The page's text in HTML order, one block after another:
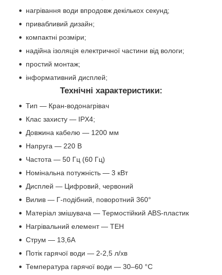
нагрівання води впродовж декількох секунд;
привабливий дизайн;
компактні розміри;
надійна ізоляція електричної частини від вологи;
простий монтаж;
інформативний дисплей;
Технічні характеристики:
Тип — Кран-водонагрівач
Клас захисту — IPX4;
Довжина кабелю — 1200 мм
Напруга — 220 В
Частота — 50 Гц (60 Гц)
Номінальна потужність — 3 кВт
Дисплей — Цифровий, червоний
Вилив — Г-подібний, поворотний 360°
Матеріал змішувача — Термостійкий ABS-пластик
Нагрівальний елемент — ТЕН
Струм — 13,6А
Потік гарячої води — 2-2,5 л/хв
Температура гарячої води — 30–60 °C